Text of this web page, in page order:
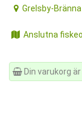
Grelsby-
Anslutna
Din varukorg